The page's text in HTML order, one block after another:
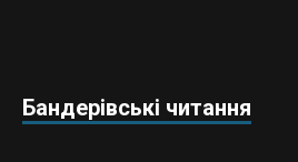
Бандерівські читання